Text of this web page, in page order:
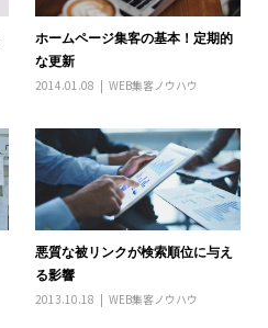
ホームページ集客の基本！定期的
な更新
2014.01.08 WEB集客ノウハウ
悪質な被リンクが検索順位に与え
る影響
2013.10.18 WEB集客ノウハウ